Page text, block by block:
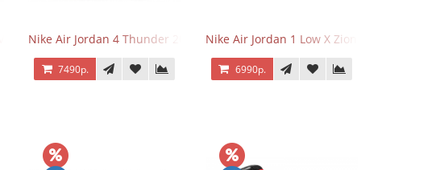
Black
Nike Air Jordan 4 Thunder 2023
7490р.
Nike Air Jordan 1 Low X Zion Williamson
6990р.